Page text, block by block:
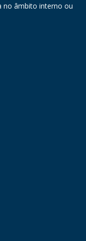
no âmbito interno ou